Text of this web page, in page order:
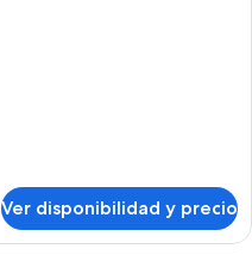
Ver disponibilidad y precio